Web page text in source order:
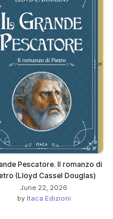
Pescatore. Il romanzo di
(Lloyd Cassel Douglas)
June 22, 2026
by Itaca Edizioni